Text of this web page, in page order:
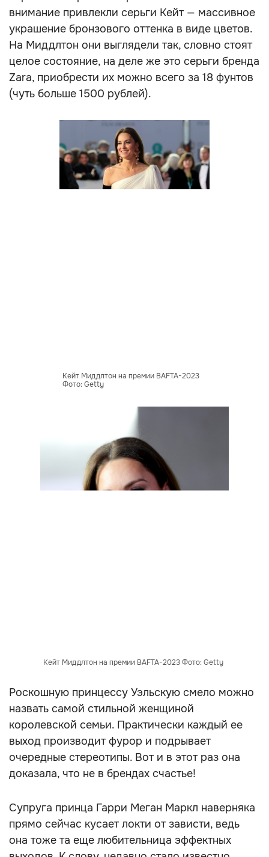
внимание привлекли серьги Кейт — массивное
украшение бронзового оттенка в виде цветов.
На Миддлтон они выглядели так, словно стоят
целое состояние, на деле же это серьги бренда
Zara, приобрести их можно всего за 18 фунтов
(чуть больше 1500 рублей).
Кейт Миддлтон на премии BAFTA-2023
Фото: Getty
Кейт Миддлтон на премии BAFTA-2023 Фото: Getty
Роскошную принцессу Уэльскую смело можно
назвать самой стильной женщиной
королевской семьи. Практически каждый ее
выход производит фурор и подрывает
очередные стереотипы. Вот и в этот раз она
доказала, что не в брендах счастье!
Супруга принца Гарри Меган Маркл наверняка
прямо сейчас кусает локти от зависти, ведь
она тоже та еще любительница эффектных